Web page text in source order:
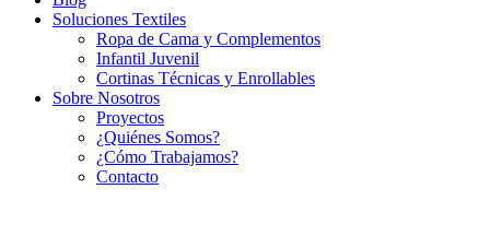
Soluciones Textiles
Ropa de Cama y Complementos
Infantil Juvenil
Cortinas Técnicas y Enrollables
Sobre Nosotros
Proyectos
¿Quiénes Somos?
¿Cómo Trabajamos?
Contacto